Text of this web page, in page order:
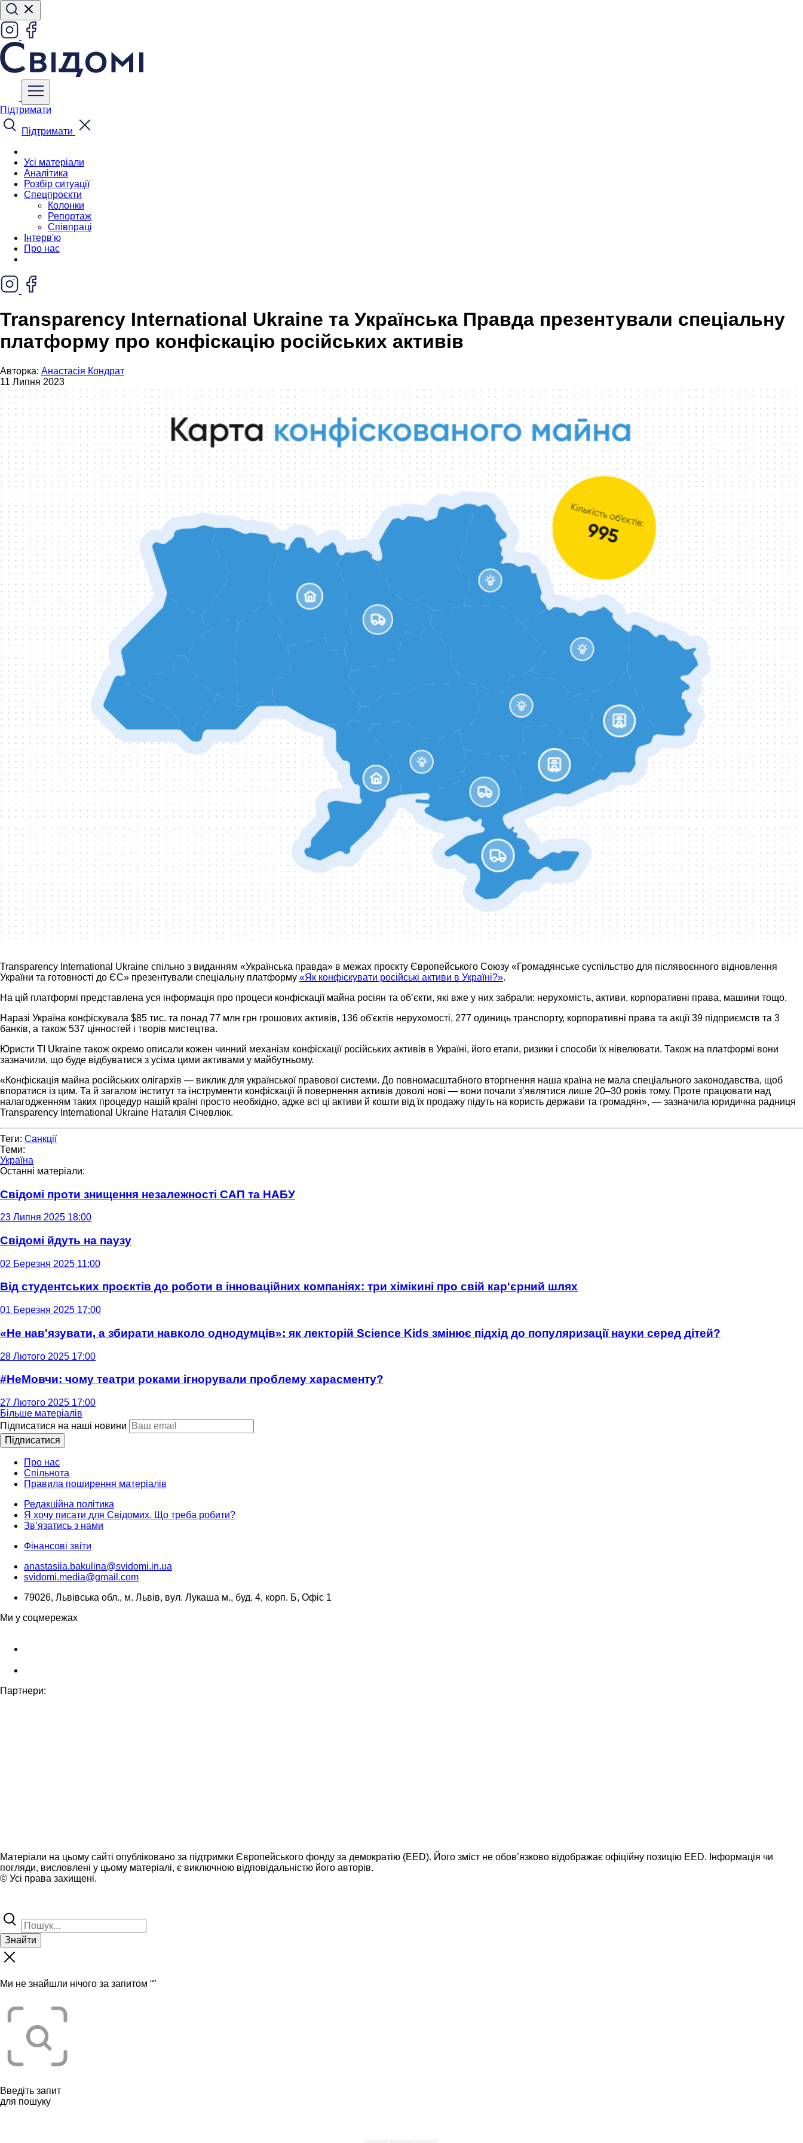
Підтримати
Підтримати
Усі матеріали
Аналітика
Розбір ситуації
Спецпроєкти
Колонки
Репортаж
Співпраці
Інтерв'ю
Про нас
Transparency International Ukraine та Українська Правда презентували спеціальну
платформу про конфіскацію російських активів
Авторка: Анастасія Кондрат
11 Липня 2023
Transparency International Ukraine спільно з виданням «Українська правда» в межах проєкту Європейського Союзу «Громадянське суспільство для післявоєнного відновлення
України та готовності до ЄС» презентували спеціальну платформу «Як конфіскувати російські активи в Україні?».
На цій платформі представлена уся інформація про процеси конфіскації майна росіян та об’єкти, які вже у них забрали: нерухомість, активи, корпоративні права, машини тощо.
Наразі Україна конфіскувала $85 тис. та понад 77 млн грн грошових активів, 136 об'єктів нерухомості, 277 одиниць транспорту, корпоративні права та акції 39 підприємств та 3
банків, а також 537 цінностей і творів мистецтва.
Юристи TI Ukraine також окремо описали кожен чинний механізм конфіскації російських активів в Україні, його етапи, ризики і способи їх нівелювати. Також на платформі вони
зазначили, що буде відбуватися з усіма цими активами у майбутньому.
«Конфіскація майна російських олігархів — виклик для української правової системи. До повномасштабного вторгнення наша країна не мала спеціального законодавства, щоб
впоратися із цим. Та й загалом інститут та інструменти конфіскації й повернення активів доволі нові — вони почали з’являтися лише 20–30 років тому. Проте працювати над
налагодженням таких процедур нашій країні просто необхідно, адже всі ці активи й кошти від їх продажу підуть на користь держави та громадян», — зазначила юридична радниця
Transparency International Ukraine Наталія Січевлюк.
Теги: Санкції
Теми:
Україна
Останні матеріали:
Свідомі проти знищення незалежності САП та НАБУ
23 Липня 2025 18:00
Свідомі йдуть на паузу
02 Березня 2025 11:00
Від студентських проєктів до роботи в інноваційних компаніях: три хімікині про свій кар'єрний шлях
01 Березня 2025 17:00
«Не нав'язувати, а збирати навколо однодумців»: як лекторій Science Kids змінює підхід до популяризації науки серед дітей?
28 Лютого 2025 17:00
#НеМовчи: чому театри роками ігнорували проблему харасменту?
27 Лютого 2025 17:00
Більше матеріалів
Підписатися на наші новини
Підписатися
Про нас
Спільнота
Правила поширення матеріалів
Редакційна політика
Я хочу писати для Свідомих. Що треба робити?
Зв’язатись з нами
Фінансові звіти
anastasiia.bakulina@svidomi.in.ua
svidomi.media@gmail.com
79026, Львівська обл., м. Львів, вул. Лукаша м., буд. 4, корп. Б, Офіс 1
Ми у соцмережах
Партнери:
Матеріали на цьому сайті опубліковано за підтримки Європейського фонду за демократію (EED). Його зміст не обов’язково відображає офіційну позицію EED. Інформація чи
погляди, висловлені у цьому матеріалі, є виключною відповідальністю його авторів.
© Усі права захищені.
Знайти
Ми не знайшли нічого за запитом “”
Введіть запит
для пошуку